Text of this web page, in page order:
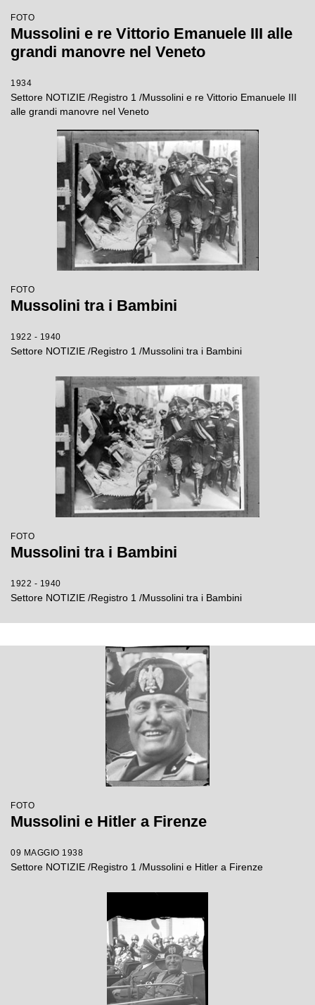
FOTO
Mussolini e re Vittorio Emanuele III alle
grandi manovre nel Veneto
1934
Settore NOTIZIE /Registro 1 /Mussolini e re Vittorio Emanuele III
alle grandi manovre nel Veneto
FOTO
Mussolini tra i Bambini
1922 - 1940
Settore NOTIZIE /Registro 1 /Mussolini tra i Bambini
FOTO
Mussolini tra i Bambini
1922 - 1940
Settore NOTIZIE /Registro 1 /Mussolini tra i Bambini
FOTO
Mussolini e Hitler a Firenze
09 MAGGIO 1938
Settore NOTIZIE /Registro 1 /Mussolini e Hitler a Firenze